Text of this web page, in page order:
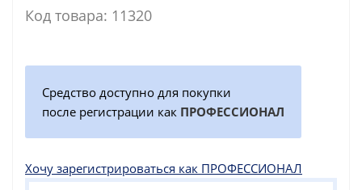
Код товара: 11320
Средство доступно для покупки
после регистрации как ПРОФЕССИОНАЛ
Хочу зарегистрироваться как ПРОФЕССИОНАЛ